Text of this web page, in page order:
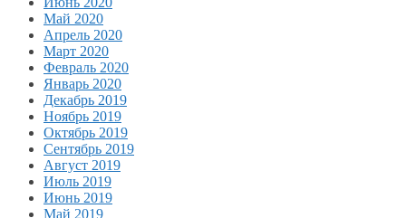
Май 2020
Апрель 2020
Март 2020
Февраль 2020
Январь 2020
Декабрь 2019
Ноябрь 2019
Октябрь 2019
Сентябрь 2019
Август 2019
Июль 2019
Июнь 2019
Май 2019